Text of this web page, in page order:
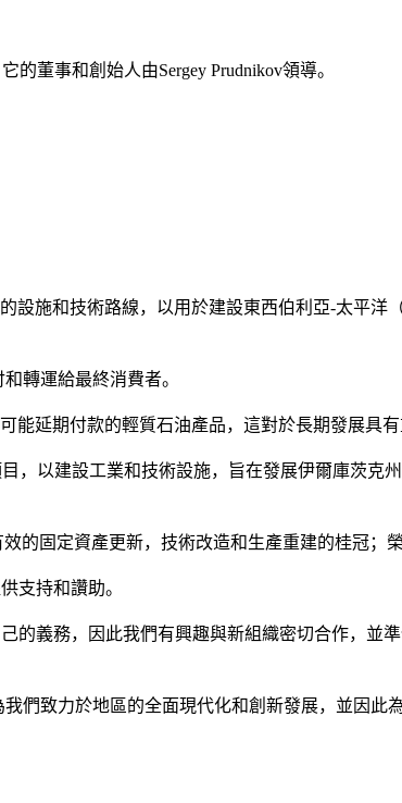
的董事和創始人由Sergey Prudnikov領導。
設施和技術路線，以用於建設東西伯利亞-太平洋
轉運給最終消費者。
延期付款的輕質石油產品，這對於長期發展具有
目，以建設工業和技術設施，旨在發展伊爾庫茨
的固定資產更新，技術改造和生產重建的桂冠；
支持和讚助。
的義務，因此我們有興趣與新組織密切合作，
們致力於地區的全面現代化和創新發展，並因此